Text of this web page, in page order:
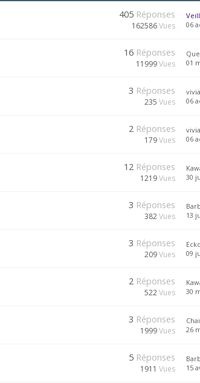
405 Réponses
162586Vues
06
16 Réponses
11999Vues
01
3 Réponses
235 Vues
06
2 Réponses
179Vues
06
12 Réponses
1219Vues
30
3 Réponses
382Vues
13
3 Réponses
209Vues
09
2 Réponses
522Vues
30
3 Réponses
1999Vues
26
5 Réponses
1911 Vues
15